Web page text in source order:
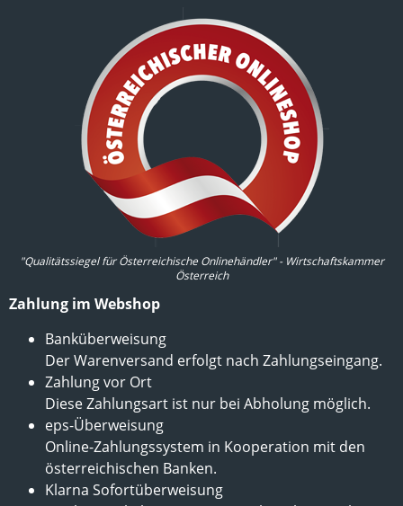
"Qualitätssiegel für Österreichische Onlinehändler" - Wirtschaftskammer
Österreich
Zahlung im Webshop
Banküberweisung
Der Warenversand erfolgt nach Zahlungseingang.
Zahlung vor Ort
Diese Zahlungsart ist nur bei Abholung möglich.
eps-Überweisung
Online-Zahlungssystem in Kooperation mit den
österreichischen Banken.
Klarna Sofortüberweisung